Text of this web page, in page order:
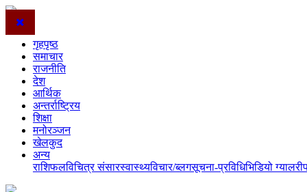
गृहपृष्ठ
समाचार
राजनीति
देश
आर्थिक
अन्तर्राष्ट्रिय
शिक्षा
मनोरञ्जन
खेलकुद
अन्य
राशिफलविचित्र संसारस्वास्थ्यविचार/ब्लगसूचना-प्रविधिभिडियो ग्यालरी